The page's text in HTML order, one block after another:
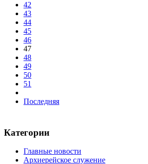
42
43
44
45
46
47
48
49
50
51
Последняя
Категории
Главные новости
Архиерейское служение